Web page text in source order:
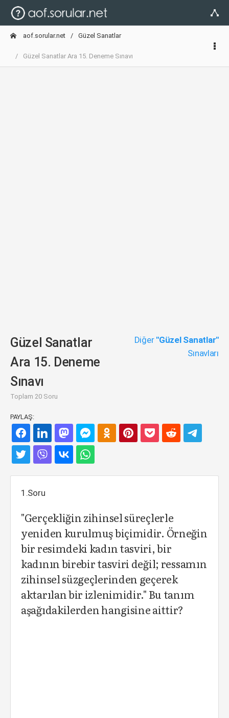
aof.sorular.net Güzel Sanatlar
Güzel Sanatlar Ara 15. Deneme Sınavı
Güzel Sanatlar
Ara 15. Deneme
Sınavı
Toplam 20 Soru
Diğer "Güzel Sanatlar"
Sınavları
PAYLAŞ:
1.Soru
"Gerçekliğin zihinsel süreçlerle
yeniden kurulmuş biçimidir. Örneğin
bir resimdeki kadın tasviri, bir
kadının birebir tasviri değil; ressamın
zihinsel süzgeçlerinden geçerek
aktarılan bir izlenimidir." Bu tanım
aşağıdakilerden hangisine aittir?